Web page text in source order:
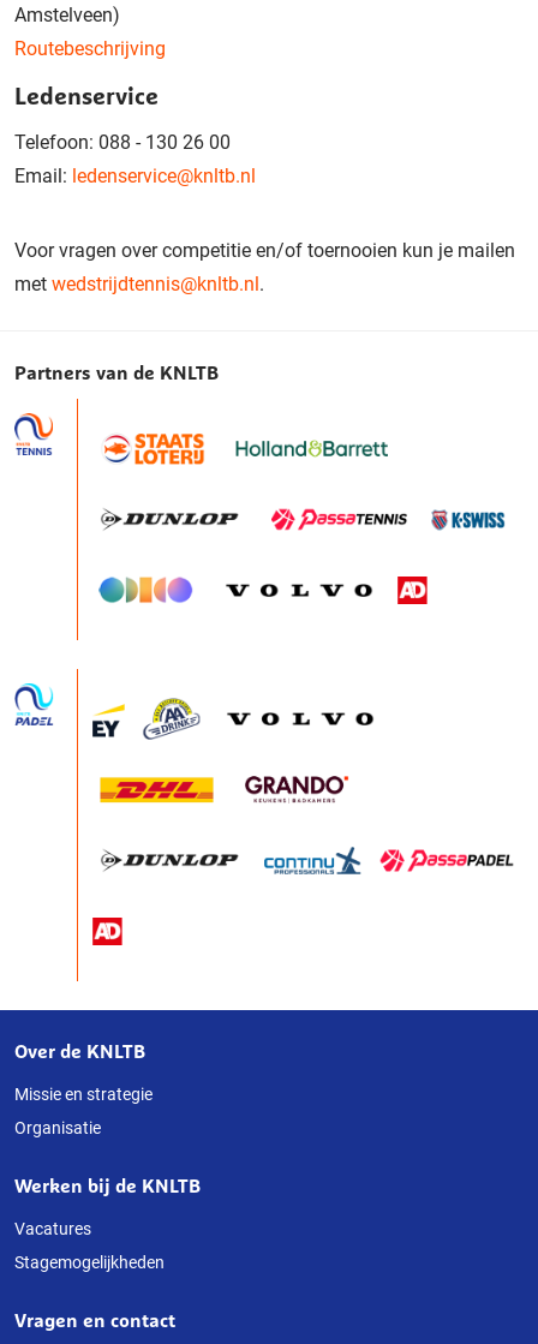
Amstelveen)
Routebeschrijving
Ledenservice
Telefoon: 088 - 130 26 00
Email: ledenservice@knltb.nl
Voor vragen over competitie en/of toernooien kun je mailen
met wedstrijdtennis@knltb.nl.
Partners van de KNLTB
Over
deze
website
Over de KNLTB
Missie en strategie
Organisatie
Werken bij de KNLTB
Vacatures
Stagemogelijkheden
Vragen en contact